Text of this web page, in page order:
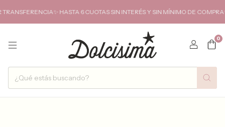
HASTA 6 CUOTAS SIN INTERÉS Y SIN MÍNIMO DE
0